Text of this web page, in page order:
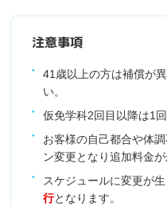
注意事項
41歳以上の方は補償が
い。
仮免学科2回目以降は1
お客様の自己都合や体
ン変更となり追加料金
スケジュールに変更が生
行となります。